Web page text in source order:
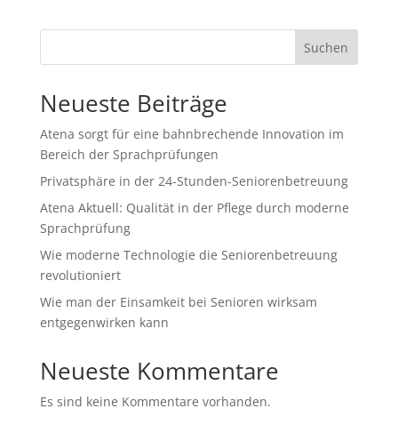
Suchen
Neueste Beiträge
Atena sorgt für eine bahnbrechende Innovation im
Bereich der Sprachprüfungen
Privatsphäre in der 24-Stunden-Seniorenbetreuung
Atena Aktuell: Qualität in der Pflege durch moderne
Sprachprüfung
Wie moderne Technologie die Seniorenbetreuung
revolutioniert
Wie man der Einsamkeit bei Senioren wirksam
entgegenwirken kann
Neueste Kommentare
Es sind keine Kommentare vorhanden.